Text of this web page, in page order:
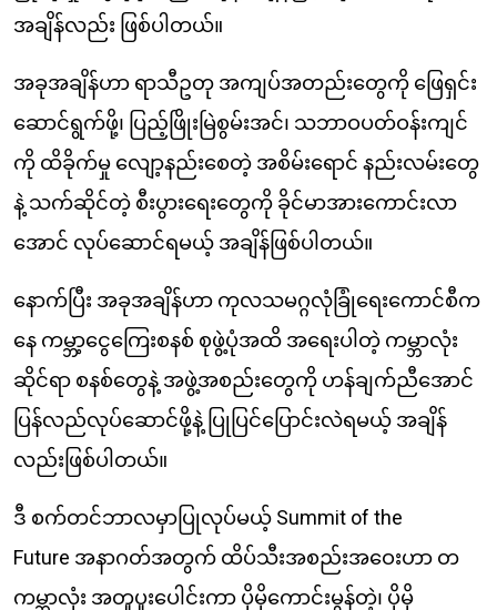
အချိန်လည်း ဖြစ်ပါတယ်။
အခုအချိန်ဟာ ရာသီဥတု အကျပ်အတည်းတွေကို ဖြေရှင်း
ဆောင်ရွက်ဖို့၊ ပြည့်ဖြိုးမြဲစွမ်းအင်၊ သဘာဝပတ်ဝန်းကျင်
ကို ထိခိုက်မှု လျော့နည်းစေတဲ့ အစိမ်းရောင် နည်းလမ်းတွေ
နဲ့ သက်ဆိုင်တဲ့ စီးပွားရေးတွေကို ခိုင်မာအားကောင်းလာ
အောင် လုပ်ဆောင်ရမယ့် အချိန်ဖြစ်ပါတယ်။
နောက်ပြီး အခုအချိန်ဟာ ကုလသမဂ္ဂလုံခြုံရေးကောင်စီက
နေ ကမ္ဘာ့ငွေကြေးစနစ် စုဖွဲ့ပုံအထိ အရေးပါတဲ့ ကမ္ဘာလုံး
ဆိုင်ရာ စနစ်တွေနဲ့ အဖွဲ့အစည်းတွေကို ဟန်ချက်ညီအောင်
ပြန်လည်လုပ်ဆောင်ဖို့နဲ့ ပြုပြင်ပြောင်းလဲရမယ့် အချိန်
လည်းဖြစ်ပါတယ်။
ဒီ စက်တင်ဘာလမှာပြုလုပ်မယ့် Summit of the
Future အနာဂတ်အတွက် ထိပ်သီးအစည်းအဝေးဟာ တ
ကမ္ဘာလုံး အတူပူးပေါင်းကာ ပိုမိုကောင်းမွန်တဲ့၊ ပိုမို